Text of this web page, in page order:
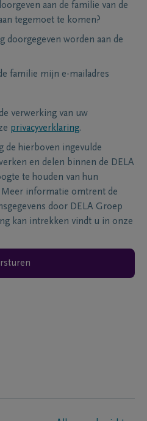
aan de familie van de
tegemoet te komen?
doorgegeven worden aan de
familie mijn e-mailadres
verwerking van uw
privacyverklaring.
de hierboven ingevulde
en delen binnen de DELA
te houden van hun
informatie omtrent de
door DELA Groep
kan intrekken vindt u in onze